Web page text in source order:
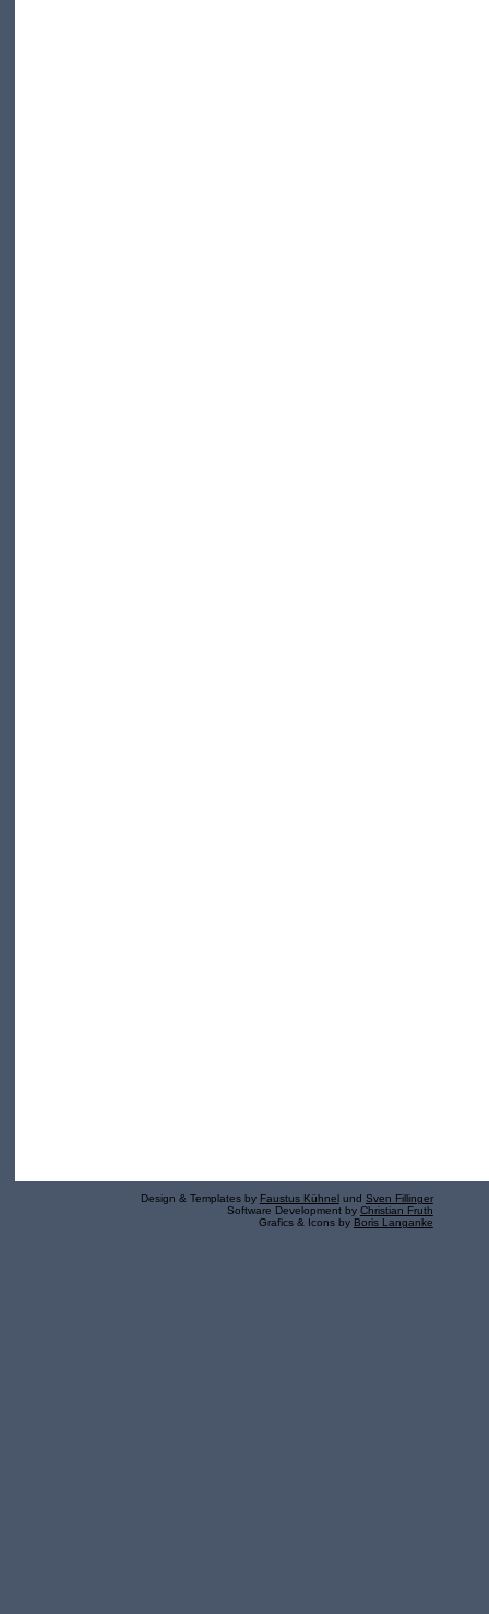
Design & Templates by Faustus Kühnel und Sven Fillinger
Software Development by Christian Fruth
Grafics & Icons by Boris Langanke